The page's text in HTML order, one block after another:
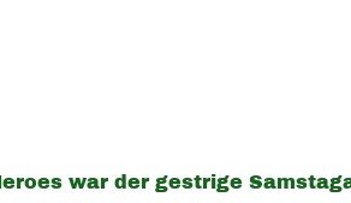
war der gestrige